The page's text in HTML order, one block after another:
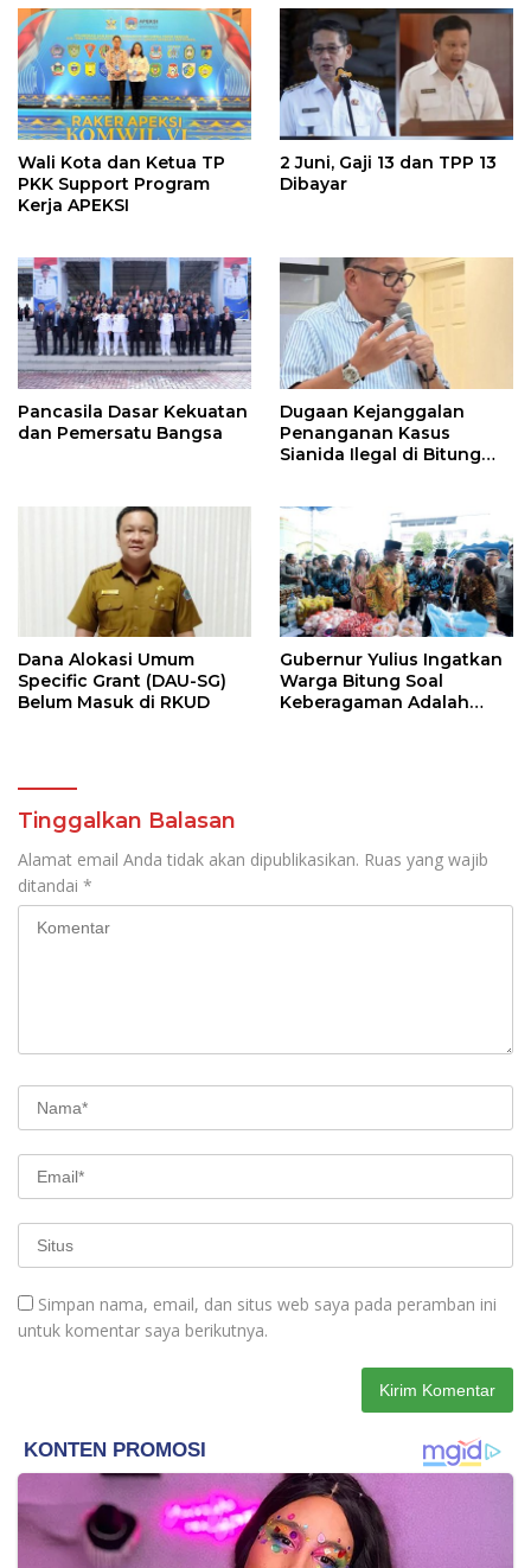
Wali Kota dan Ketua TP
PKK Support Program
Kerja APEKSI
2 Juni, Gaji 13 dan TPP 13
Dibayar
Pancasila Dasar Kekuatan
dan Pemersatu Bangsa
Dugaan Kejanggalan
Penanganan Kasus
Sianida Ilegal di Bitung
Dana Alokasi Umum
Specific Grant (DAU-SG)
Belum Masuk di RKUD
Gubernur Yulius Ingatkan
Warga Bitung Soal
Keberagaman Adalah
Tinggalkan Balasan
Alamat email Anda tidak akan dipublikasikan. Ruas yang wajib
ditandai *
Simpan nama, email, dan situs web saya pada peramban ini
untuk komentar saya berikutnya.